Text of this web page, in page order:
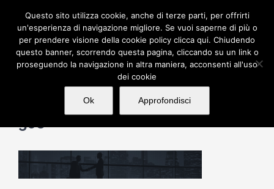
contenuto
508
Questo sito utilizza cookie, anche di terze parti, per offrirti
un'esperienza di navigazione migliore. Se vuoi saperne di più o
per prendere visione della cookie policy clicca qui. Chiudendo
questo banner, scorrendo questa pagina, cliccando su un link o
proseguendo la navigazione in altra maniera, acconsenti all'uso
dei cookie
Ok Approfondisci